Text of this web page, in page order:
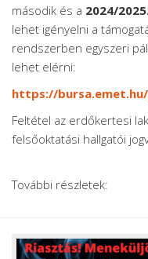
második és a 2024/
lehet igényelni a
rendszerben egyszeri
lehet elérni:
https://
Feltétel az erdőkertesi
felsőoktatási hallgatói
További részletek: